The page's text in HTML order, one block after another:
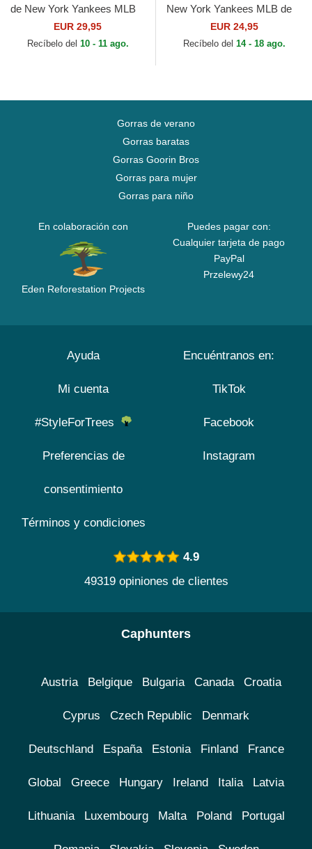
de New York Yankees MLB
de New EraEUR 29,95
Recíbelo del 10 - 11 ago.
New York Yankees MLB de
EUR 24,95
Recíbelo del 14 - 18 ago.
Gorras de verano
Gorras baratas
Gorras Goorin Bros
Gorras para mujer
Gorras para niño
En colaboración con
Eden Reforestation Projects
Puedes pagar con:
Cualquier tarjeta de pago
PayPal
Przelewy24
Ayuda
Mi cuenta
#StyleForTrees
Preferencias de
consentimiento
Términos y condiciones
Encuéntranos en:
TikTok
Facebook
Instagram
4.9
49319 opiniones de clientes
Caphunters
Austria Belgique Bulgaria Canada Croatia
Cyprus Czech Republic Denmark
Deutschland España Estonia Finland France
Global Greece Hungary Ireland Italia Latvia
Lithuania Luxembourg Malta Poland Portugal